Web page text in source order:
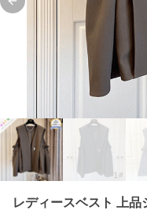
Previous slide
レディースベスト 上品